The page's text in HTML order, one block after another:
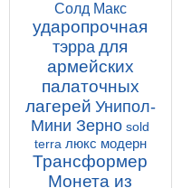
Солд Макс
ударопрочная
тэрра для
армейских
палаточных
лагерей Унипол-
Мини Зерно sold
terra люкс модерн
Трансформер
Монета из